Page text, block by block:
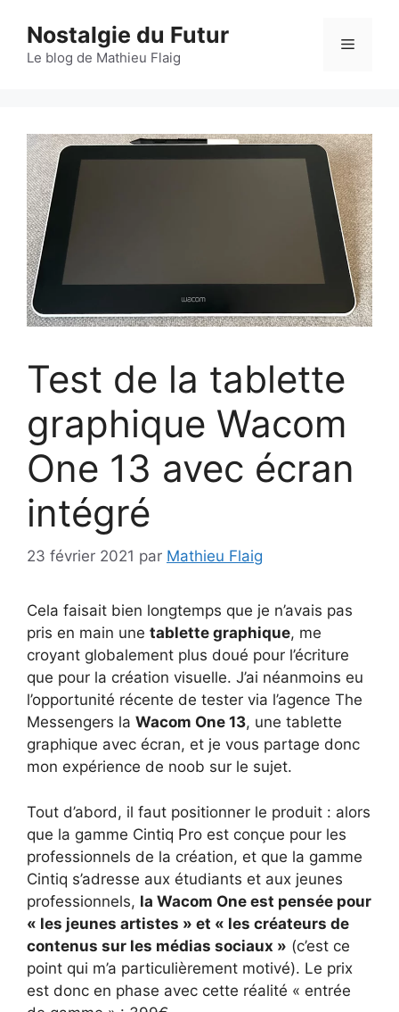
contenu
Nostalgie du Futur
Le blog de Mathieu Flaig
Menu
Test de la tablette
graphique Wacom
One 13 avec écran
intégré
23 février 2021 par Mathieu Flaig
Cela faisait bien longtemps que je n’avais pas
pris en main une tablette graphique, me
croyant globalement plus doué pour l’écriture
que pour la création visuelle. J’ai néanmoins eu
l’opportunité récente de tester via l’agence The
Messengers la Wacom One 13, une tablette
graphique avec écran, et je vous partage donc
mon expérience de noob sur le sujet.
Tout d’abord, il faut positionner le produit : alors
que la gamme Cintiq Pro est conçue pour les
professionnels de la création, et que la gamme
Cintiq s’adresse aux étudiants et aux jeunes
professionnels, la Wacom One est pensée pour
« les jeunes artistes » et « les créateurs de
contenus sur les médias sociaux » (c’est ce
point qui m’a particulièrement motivé). Le prix
est donc en phase avec cette réalité « entrée